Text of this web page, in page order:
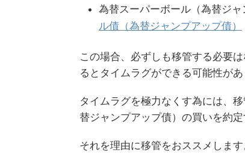
為替スーパーボール（為替ジ
ル債（為替ジャンプアップ債）
この場合、必ずしも移管する必要
るとタイムラグができる可能性があ
タイムラグを極力なくす為には、
替ジャンプアップ債）の買いを約定
それを理由に移管をおススメします